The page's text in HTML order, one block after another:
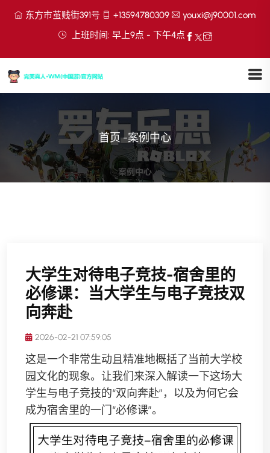
东方市茧贱街391号 +13594780309
youxi@j90001.com
上班时间: 早上9点 - 下午4点
首页 -案例中心
大学生对待电子竞技-宿舍里的
必修课：当大学生与电子竞技双
向奔赴
2026-02-21 07:59:05
这是一个非常生动且精准地概括了当前大学校
园文化的现象。让我们来深入解读一下这场大
学生与电子竞技的“双向奔赴”，以及为何它会
成为宿舍里的一门“必修课”。